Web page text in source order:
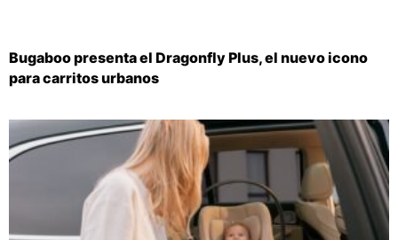
Bugaboo presenta el Dragonfly Plus, el nuevo icono
para carritos urbanos